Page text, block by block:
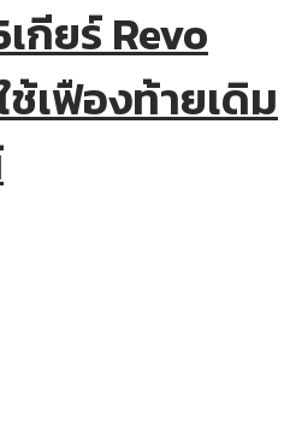
กียร์ Revo
ช้เฟืองท้ายเดิม